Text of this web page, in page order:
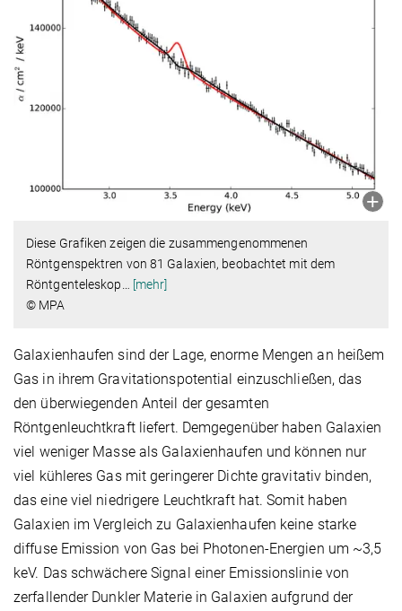
Diese Grafiken zeigen die zusammengenommenen
Röntgenspektren von 81 Galaxien, beobachtet mit dem
Röntgenteleskop
[mehr]
© MPA
Galaxienhaufen sind der Lage, enorme Mengen an heißem
Gas in ihrem Gravitationspotential einzuschließen, das
den überwiegenden Anteil der gesamten
Röntgenleuchtkraft liefert. Demgegenüber haben Galaxien
viel weniger Masse als Galaxienhaufen und können nur
viel kühleres Gas mit geringerer Dichte gravitativ binden,
das eine viel niedrigere Leuchtkraft hat. Somit haben
Galaxien im Vergleich zu Galaxienhaufen keine starke
diffuse Emission von Gas bei Photonen-Energien um ~3,5
keV. Das schwächere Signal einer Emissionslinie von
zerfallender Dunkler Materie in Galaxien aufgrund der